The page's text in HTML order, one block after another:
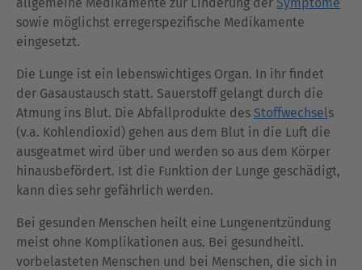
sowie möglichst erregerspezifische Medikamente
eingesetzt.
Die Lunge ist ein lebenswichtiges Organ. In ihr findet
der Gasaustausch statt. Sauerstoff gelangt durch die
Atmung ins Blut. Die Abfallprodukte des Stoffwechsels
(v.a. Kohlendioxid) gehen aus dem Blut in die Luft die
ausgeatmet wird über und werden so aus dem Körper
hinausbefördert. Ist die Funktion der Lunge geschädigt,
kann dies sehr gefährlich werden.
Bei gesunden Menschen heilt eine Lungenentzündung
meist ohne Komplikationen aus. Bei gesundheitl.
vorbelasteten Menschen und bei Menschen, die sich in